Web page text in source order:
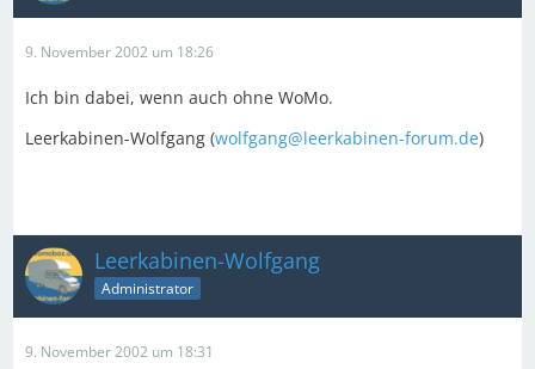
9. November 2002 um 18:26
Ich bin dabei, wenn auch ohne WoMo.
Leerkabinen-Wolfgang (wolfgang@leerkabinen-forum.de)
Leerkabinen-Wolfgang
Administrator
9. November 2002 um 18:31